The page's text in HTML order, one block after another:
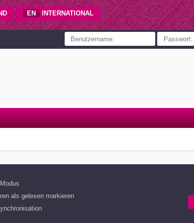
EN INTERNATIONAL
als gelesen markieren